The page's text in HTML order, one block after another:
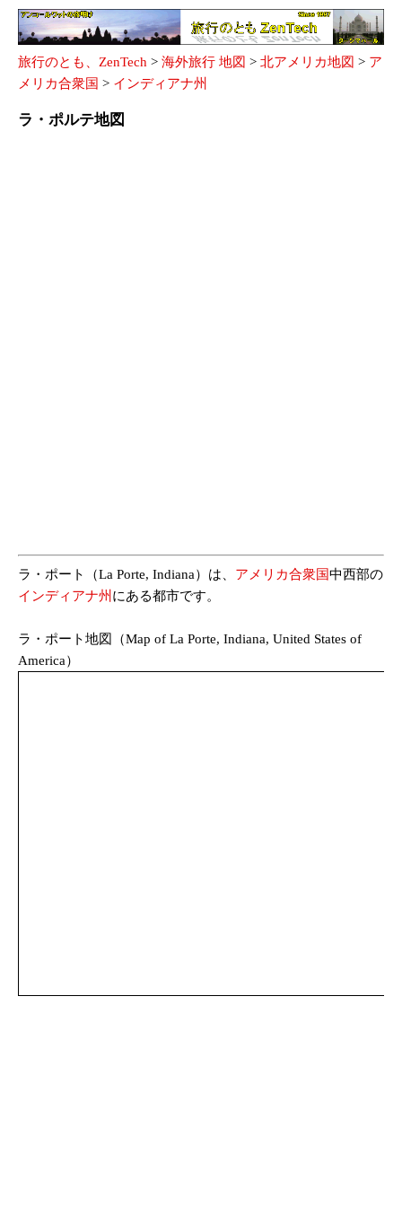
旅行のとも、ZenTech > 海外旅行 地図 > 北アメリカ地図 > ア
メリカ合衆国 > インディアナ州
ラ・ポルテ地図
ラ・ポート（La Porte, Indiana）は、 アメリカ合衆国中西部の
インディアナ州 にある都市です。
ラ・ポート地図（Map of La Porte, Indiana, United States of
America）